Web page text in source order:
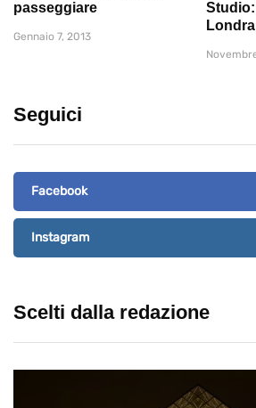
passeggiare
Gennaio 7, 2013
Londra
Seguici
Facebook
Instagram
Scelti dalla redazione